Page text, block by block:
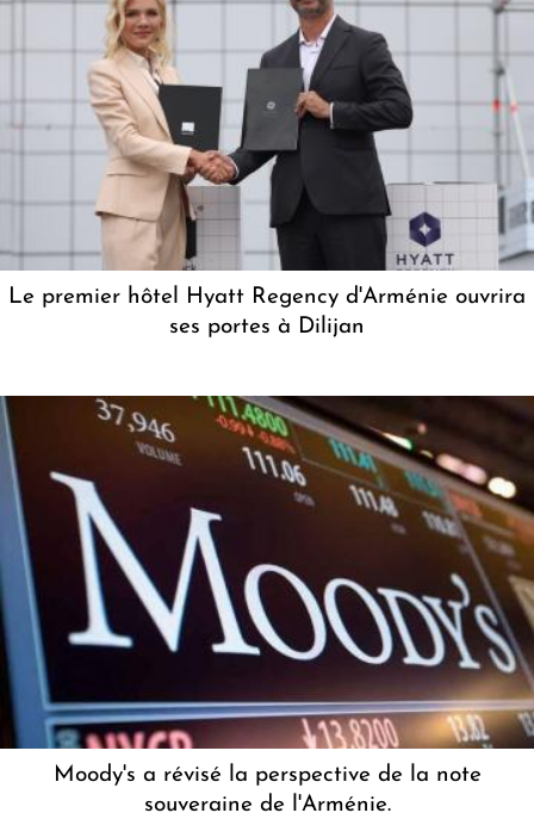
Le premier hôtel Hyatt Regency d'Arménie ouvrira
ses portes à Dilijan
Moody's a révisé la perspective de la note
souveraine de l'Arménie.